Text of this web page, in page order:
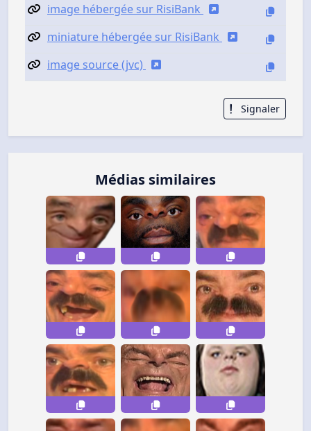
image hébergée sur RisiBank
miniature hébergée sur RisiBank
image source (jvc)
Signaler
Médias similaires